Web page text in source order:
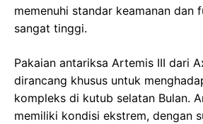
memenuhi standar keamanan dan
sangat tinggi.
Pakaian antariksa Artemis III dari
dirancang khusus untuk
kompleks di kutub selatan Bulan.
memiliki kondisi ekstrem, dengan